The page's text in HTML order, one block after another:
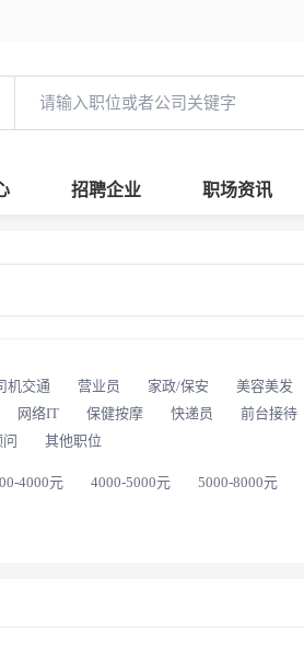
招聘企业 职场资讯
机交通 营业员 家政/保安 美容美发
网络IT 保健按摩 快递员 前台接待
其他职位
4000元 4000-5000元 5000-8000元